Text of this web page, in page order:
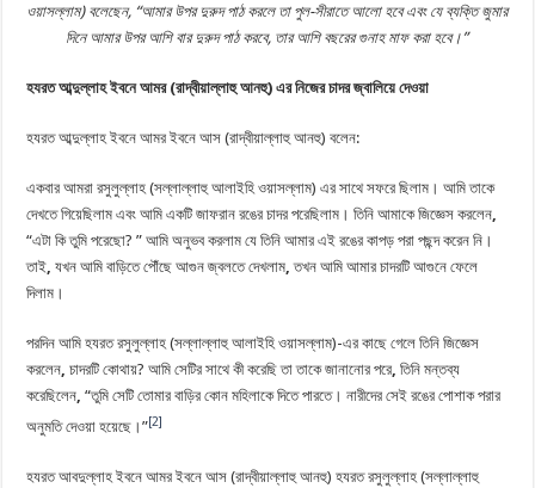
ওয়াসল্লাম) বলেছেন, “‎আমার উপর দুরুদ পাঠ করলে তা পুল-সীরাতে আলো হবে এবং যে ব্যক্তি জুমার
দিনে আমার উপর আশি‎ বার দুরুদ পাঠ করবে, তার আশি বছরের গুনাহ মাফ করা হবে।”‎
হযরত আবদুল্লাহ ইবনে আমর (রাদ্বীয়াল্লাহু আনহু) এরনিজেরচাদর জ্বালিয়ে দেওয়া
হযরত আব্দুল্লাহ ইবনে আমর ইবনে আস ‎(রাদ্বীয়াল্লাহু আনহু)‎ বলেন: ‎
একবার আমরা রসুলুল্লাহ (সল্লাল্লাহু ‎আলাইহি ওয়াসল্লাম)‎ এর সাথে সফরে ছিলাম। আমি তাকে
দেখতে গিয়েছিলাম এবং আমি একটি জাফরান রঙের চাদর পরেছিলাম। তিনি আমাকে জিজ্ঞেস করলেন
“এটা কি তুমি পরেছো?” আমি অনুভব করলাম যে তিনি আমার এই রঙের কাপড় পরা পছন্দ করেন নি।
তাই ,যখন আমি বাড়িতে পৌঁছে আগুন জ্বলতে দেখলাম ,তখন আমি আমার চাদরটি আগুনে ফেলে
দিলাম।
পরদিন আমি হযরত রসুলুল্লাহ (সল্লাল্লাহু ‎আলাইহি ওয়াসল্লাম)‎-এর কাছে গেলে তিনি জিজ্ঞেস
করলেন ,চাদরটি কোথায়? আমি সেটির সাথে কী করেছি তা তাকে জানানোর পরে ,তিনি মন্তব্য
করেছিলেন ,“তুমি সেটি তোমার বাড়ির কোন মহিলাকে দিতে পারতে। নারীদের সেই রঙের পোশাক পরার
অনুমতি দেওয়া হয়েছে।”[2]
হযরত আবদুল্লাহ ইবনে আমর ইবনে আস ‎(রাদ্বীয়াল্লাহু আনহু)‎ হযরত রসুলুল্লাহ (সল্লাল্লাহু